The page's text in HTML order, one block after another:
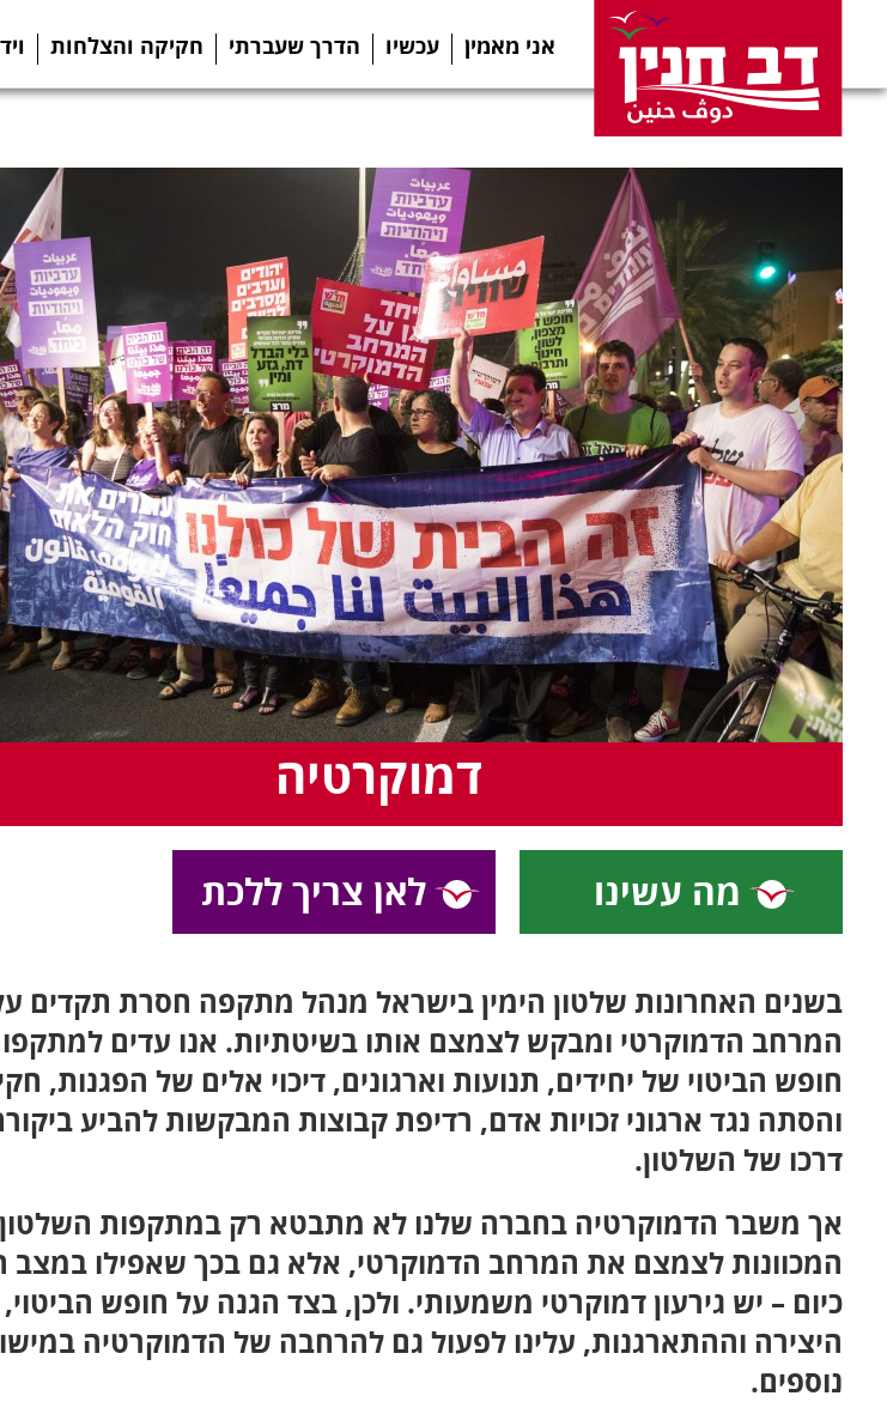
אני מאמין עכשיו הדרך שעברתי חקיקה והצלחות
דמוקרטיה
מה עשינו לאן צריך ללכת
בשנים האחרונות שלטון הימין בישראל מנהל מתקפה חסרת תקדים
המרחב הדמוקרטי ומבקש לצמצם אותו בשיטתיות. אנו עדים
חופש הביטוי של יחידים, תנועות וארגונים, דיכוי אלים של הפגנות,
והסתה נגד ארגוני זכויות אדם, רדיפת קבוצות המבקשות להביע
דרכו של השלטון.
אך משבר הדמוקרטיה בחברה שלנו לא מתבטא רק במתקפות
המכוונות לצמצם את המרחב הדמוקרטי, אלא גם בכך שאפילו במצב
כיום – יש גירעון דמוקרטי משמעותי. ולכן, בצד הגנה על חופש הביטוי,
היצירה וההתארגנות, עלינו לפעול גם להרחבה של הדמוקרטיה
נוספים.